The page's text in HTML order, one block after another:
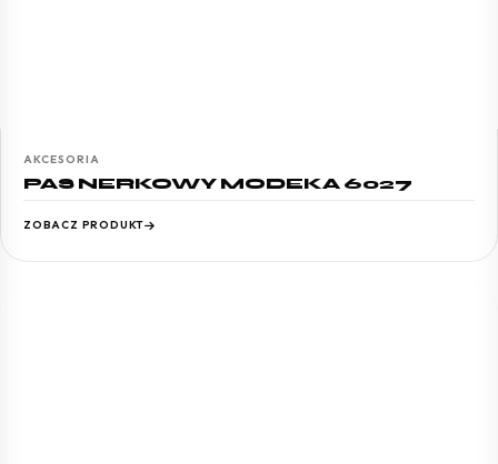
AKCESORIA
PAS NERKOWY MODEKA 6027
ZOBACZ PRODUKT